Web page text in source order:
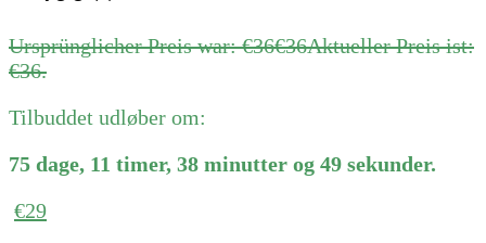
Ursprünglicher Preis war: €36€36Aktueller Preis ist:
€36.
Tilbuddet udløber om:
75 dage, 11 timer, 38 minutter og 49 sekunder.
€29